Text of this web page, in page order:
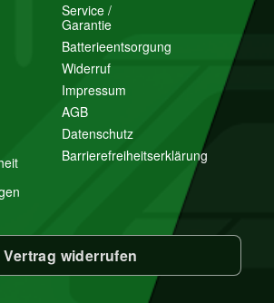
Service /
Garantie
Batterieentsorgung
Widerruf
Impressum
AGB
Datenschutz
Barrierefreiheitserklärung
Vertrag widerrufen